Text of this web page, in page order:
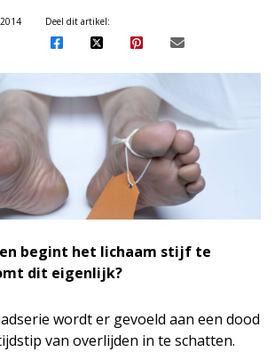
Deel dit artikel:
begint het lichaam stijf te
dit eigenlijk?
wordt er gevoeld aan een dood
van overlijden in te schatten.